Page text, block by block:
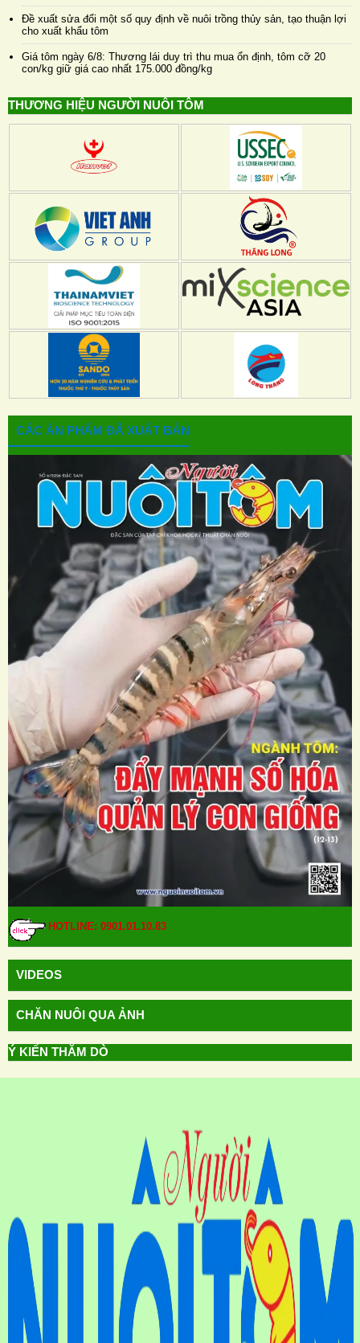
Đề xuất sửa đổi một số quy định về nuôi trồng thủy sản, tạo thuận lợi
cho xuất khẩu tôm
Giá tôm ngày 6/8: Thương lái duy trì thu mua ổn định, tôm cỡ 20
con/kg giữ giá cao nhất 175.000 đồng/kg
THƯƠNG HIỆU NGƯỜI NUÔI TÔM
CÁC ẤN PHẨM ĐÃ XUẤT BẢN
HOTLINE: 0901.01.10.83
VIDEOS
CHĂN NUÔI QUA ẢNH
Ý KIẾN THĂM DÒ